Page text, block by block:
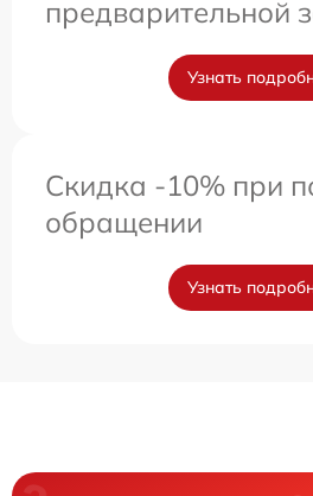
предварительной
Узнать
Скидка -10% при
обращении
Узнать